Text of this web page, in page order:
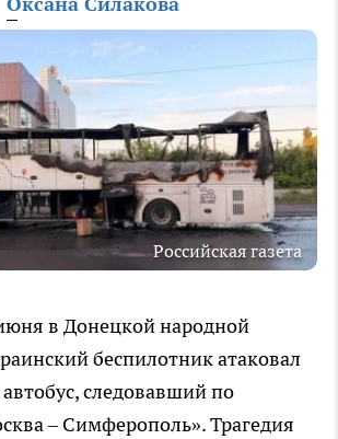
Российская газета
в Донецкой народной
беспилотник атаковал
следовавший по
– Симферополь». Трагедия